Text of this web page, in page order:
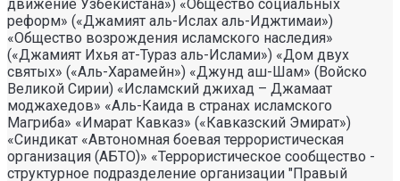
движение Узбекистана») «Общество социальных
реформ» («Джамият аль-Ислах аль-Иджтимаи»)
«Общество возрождения исламского наследия»
(«Джамият Ихья ат-Тураз аль-Ислами») «Дом двух
святых» («Аль-Харамейн») «Джунд аш-Шам» (Войско
Великой Сирии) «Исламский джихад – Джамаат
моджахедов» «Аль-Каида в странах исламского
Магриба» «Имарат Кавказ» («Кавказский Эмират»)
«Синдикат «Автономная боевая террористическая
организация (АБТО)» «Террористическое сообщество -
структурное подразделение организации "Правый